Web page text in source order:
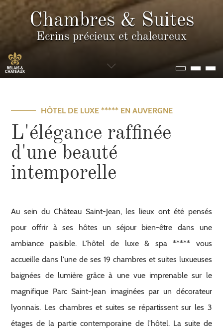
Chambres & Suites
Ecrins précieux et chaleureux
HÔTEL DE LUXE ***** EN AUVERGNE
L'élégance raffinée
d'une beauté
intemporelle
Au sein du Château Saint-Jean, les lieux ont été pensés
pour offrir à ses hôtes un séjour bien-être dans une
ambiance paisible. L'hôtel de luxe & spa ***** vous
accueille dans l'une de ses 19 chambres et suites luxueuses
baignées de lumière grâce à une vue imprenable sur le
magnifique Parc Saint-Jean imaginées par un décorateur
lyonnais. Les chambres et suites se répartissent sur les 3
étages de la partie contemporaine de l'hôtel. La suite de